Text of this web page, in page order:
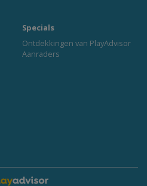
Specials
Ontdekkingen van PlayAdvisor
Aanraders